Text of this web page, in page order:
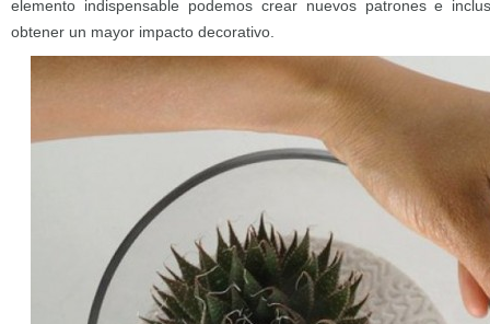
elemento indispensable podemos crear nuevos patrones e
obtener un mayor impacto decorativo.